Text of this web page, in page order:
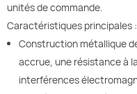
unités de commande.
Caractéristiques principales :
Construction métallique
accrue, une résistance à
interférences